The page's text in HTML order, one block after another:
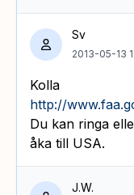
Sv
2013-05-13
Kolla
http://
Du kan ringa
åka till USA.
J.W.